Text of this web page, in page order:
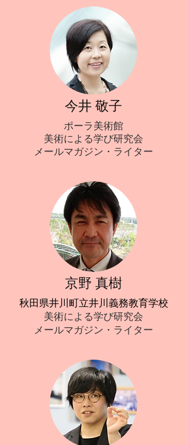
HOME
今井 敬子
ポーラ美術館
美術による学び研究会
​メールマガジン・ライター
京野 真樹
秋田県井川町立井川義務教育学校
美術による学び研究会
メールマガジン・ライター